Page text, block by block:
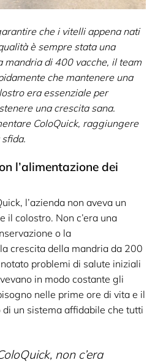
che i vitelli appena nati
è sempre stata una
mandria di 400 vacche, il team
che mantenere una
era essenziale per
una crescita sana.
ColoQuick, raggiungere
l’alimentazione dei
l’azienda non aveva un
il colostro. Non c’era una
o la
crescita della mandria da 200
problemi di salute iniziali
in modo costante gli
nelle prime ore di vita e il
un sistema affidabile che tutti
non c’era